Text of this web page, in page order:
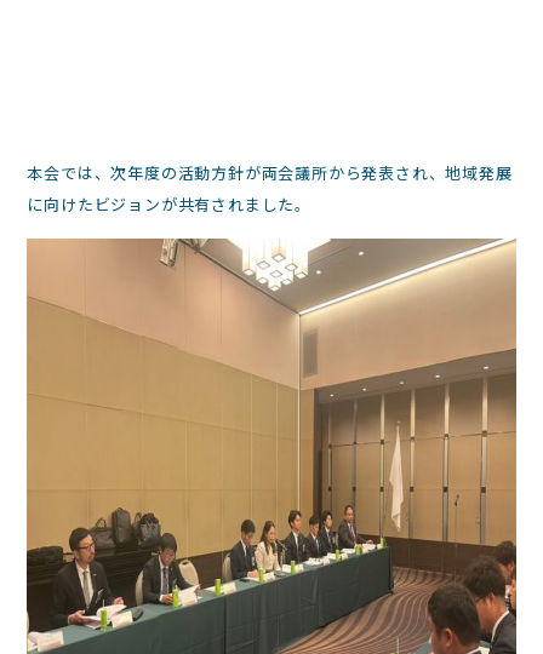
本会では、次年度の活動方針が両会議所から発表され、地域発展
に向けたビジョンが共有されました。